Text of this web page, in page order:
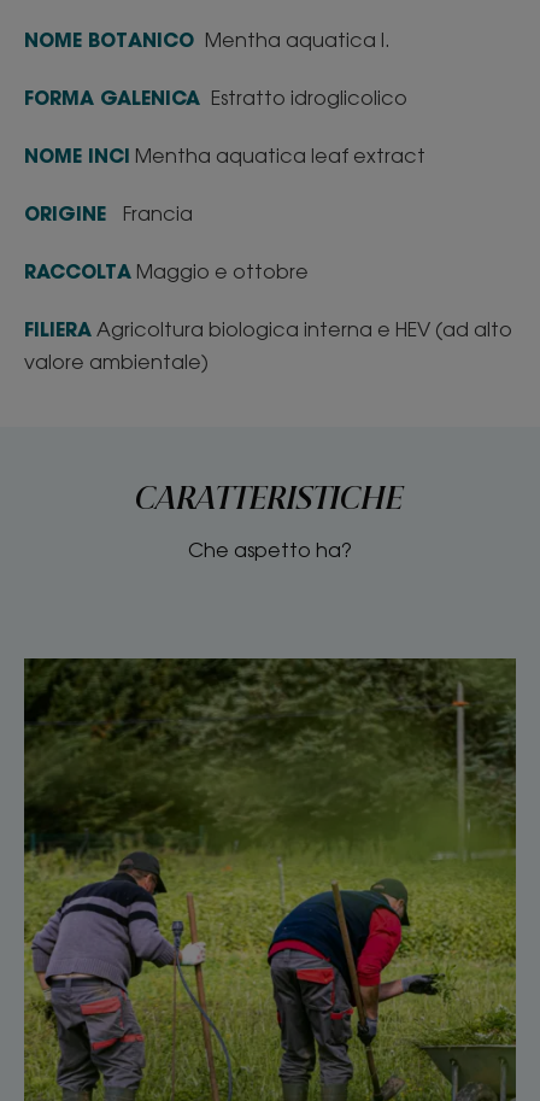
NOME BOTANICO Mentha aquatica l.
FORMA GALENICA Estratto idroglicolico
NOME INCI Mentha aquatica leaf extract
ORIGINE Francia
RACCOLTA Maggio e ottobre
FILIERA Agricoltura biologica interna e HEV (ad alto
valore ambientale)
CARATTERISTICHE
Che aspetto ha?